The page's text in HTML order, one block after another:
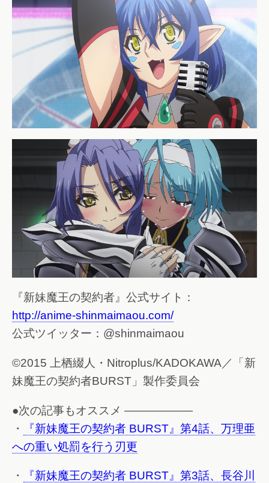
『新妹魔王の契約者』公式サイト：
http://anime-shinmaimaou.com/
公式ツイッター：@shinmaimaou
©2015 上栖綴人・Nitroplus/KADOKAWA／「新
妹魔王の契約者BURST」製作委員会
●次の記事もオススメ ——————
・
『新妹魔王の契約者 BURST』第4話、万理亜
への重い処罰を行う刃更
・
『新妹魔王の契約者 BURST』第3話、長谷川